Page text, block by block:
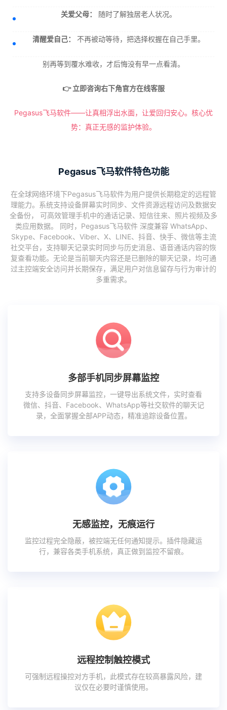
关爱父母： 随时了解独居老人状况。
清醒爱自己： 不再被动等待，把选择权握在自己手里。
别再等到覆水难收，才后悔没有早一点看清。
👉 立即咨询右下角官方在线客服
Pegasus飞马软件——让真相浮出水面，让爱回归安心。核心优
势：真正无感的监护体验。
Pegasus飞马软件特色功能
在全球网络环境下Pegasus飞马软件为用户提供长期稳定的远程管
理能力。系统支持设备屏幕实时同步、文件资源远程访问及数据安
全备份， 可高效管理手机中的通话记录、短信往来、照片视频及多
类应用数据。 同时，Pegasus飞马软件 深度兼容 WhatsApp、
Skype、Facebook、Viber、X、LINE、抖音、快手、微信等主流
社交平台，支持聊天记录实时同步与历史消息、语音通话内容的恢
复查看功能。无论是当前聊天内容还是已删除的聊天记录，均可通
过主控端安全访问并长期保存，满足用户对信息留存与行为审计的
多重需求。
多部手机同步屏幕监控
支持多设备同步屏幕监控，一键导出系统文件，实时查看
微信、抖音、Facebook、WhatsApp等社交软件的聊天记
录，全面掌握全部APP动态，精准追踪设备位置。
无感监控，无痕运行
监控过程完全隐蔽，被控端无任何通知提示。插件隐藏运
行，兼容各类手机系统，真正做到监控不留痕。
远程控制触控模式
可强制远程操控对方手机，此模式存在较高暴露风险，建
议仅在必要时谨慎使用。